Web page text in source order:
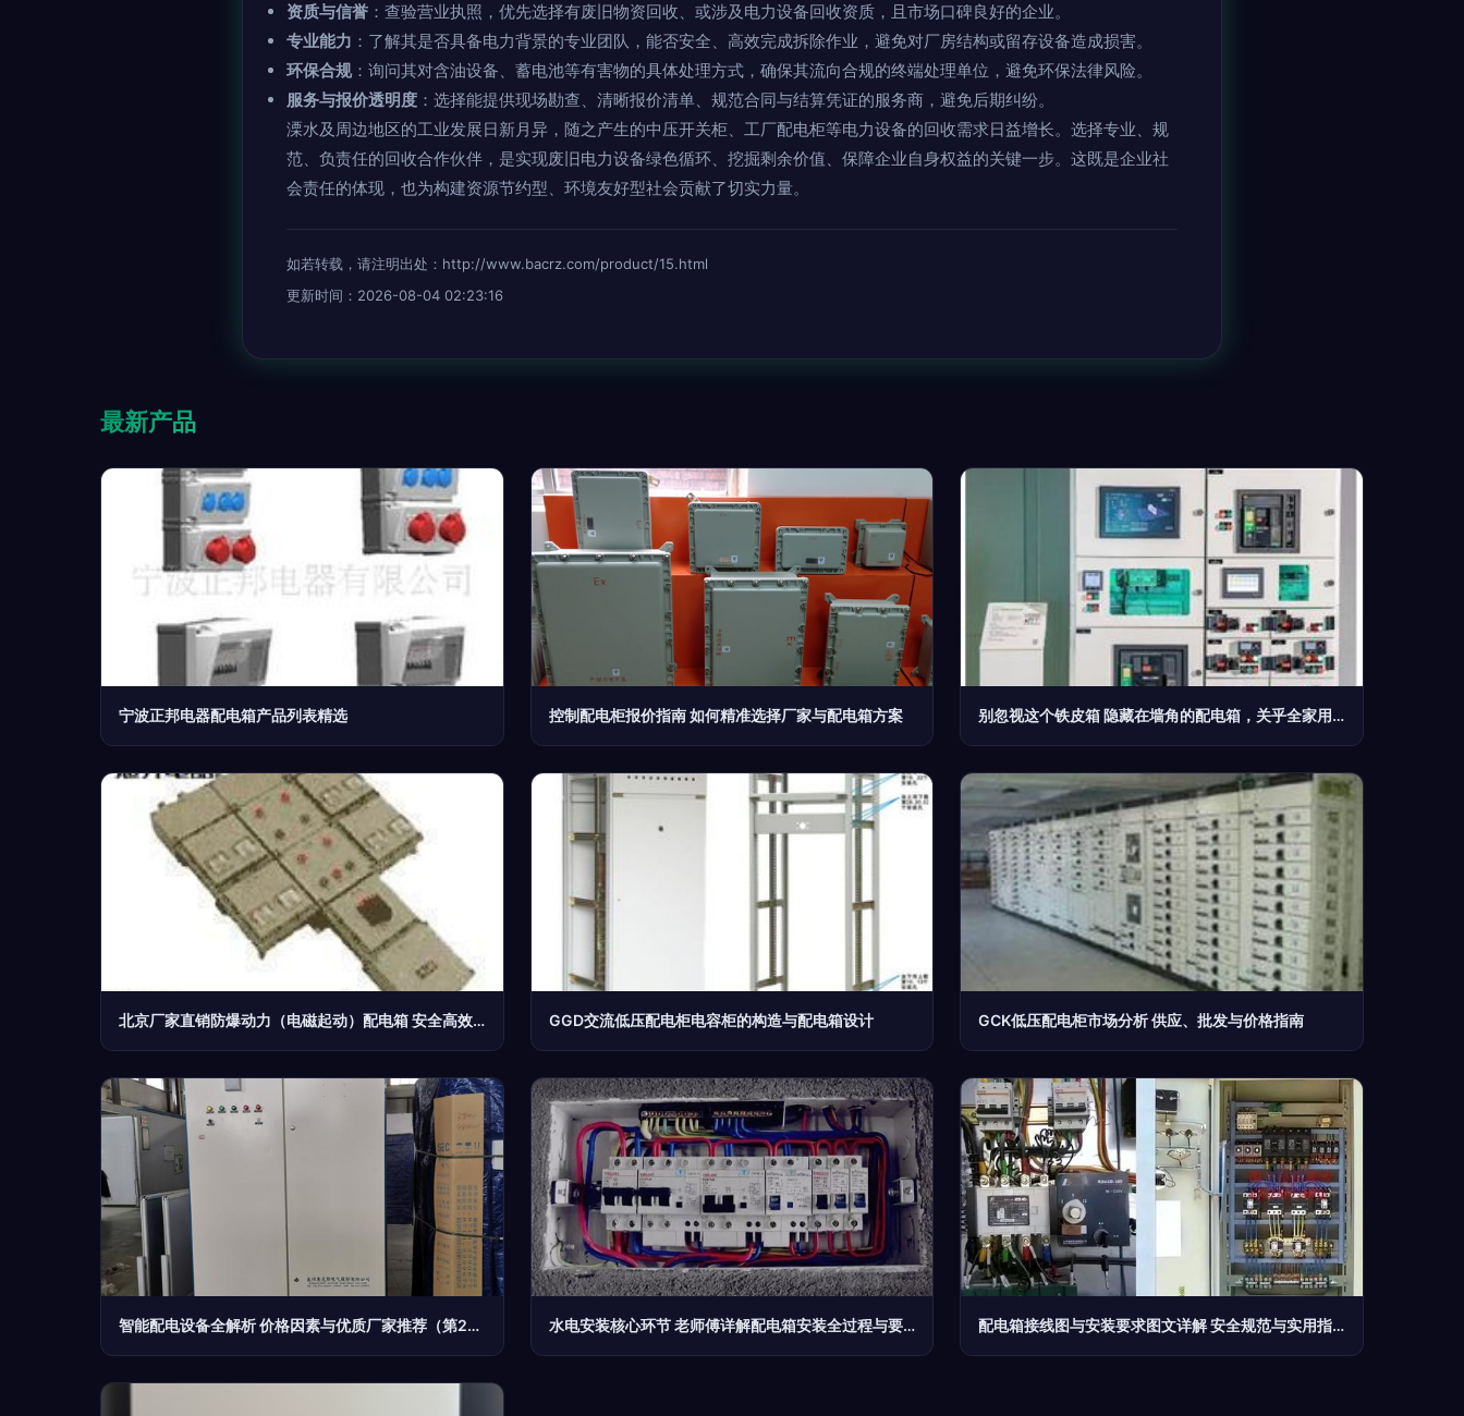
资质与信誉 ：查验营业执照，优先选择有废旧物资回收、或涉及电力设备回收资质，且市场口碑良好的企业。
专业能力 ：了解其是否具备电力背景的专业团队，能否安全、高效完成拆除作业，避免对厂房结构或留存设备造成损害。
环保合规：询问其对含油设备、蓄电池等有害物的具体处理方式，确保其流向合规的终端处理单位，避免环保法律风险。
服务与报价透明度 ：选择能提供现场勘查、清晰报价清单、规范合同与结算凭证的服务商，避免后期纠纷。
溧水及周边地区的工业发展日新月异，随之产生的中压开关柜、工厂配电柜等电力设备的回收需求日益增长。选择专业、规
范、负责任的回收合作伙伴，是实现废旧电力设备绿色循环、挖掘剩余价值、保障企业自身权益的关键一步。这既是企业社
会责任的体现，也为构建资源节约型、环境友好型社会贡献了切实力量。
如若转载，请注明出处：http://www.bacrz.com/product/15.html
更新时间：2026-08-04 02:23:16
最新产品
宁波正邦电器配电箱产品列表精选 控制配电柜报价指南 如何精准选择厂家与配电箱方案 别忽视这个铁皮箱 隐藏在墙角的配电箱，关乎全家用电安全
北京厂家直销防爆动力（电磁起动）配电箱 安全高效的电工电气解决方案 GGD交流低压配电柜电容柜的构造与配电箱设计 GCK低压配电柜市场分析 供应、批发与价格指南
智能配电设备全解析 价格因素与优质厂家推荐（第2页） 水电安装核心环节 老师傅详解配电箱安装全过程与要点 配电箱接线图与安装要求图文详解 安全规范与实用指南